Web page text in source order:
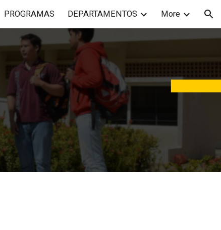
PROGRAMAS DEPARTAMENTOS More